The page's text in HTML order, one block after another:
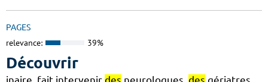
PAGES
relevance: 39%
Découvrir